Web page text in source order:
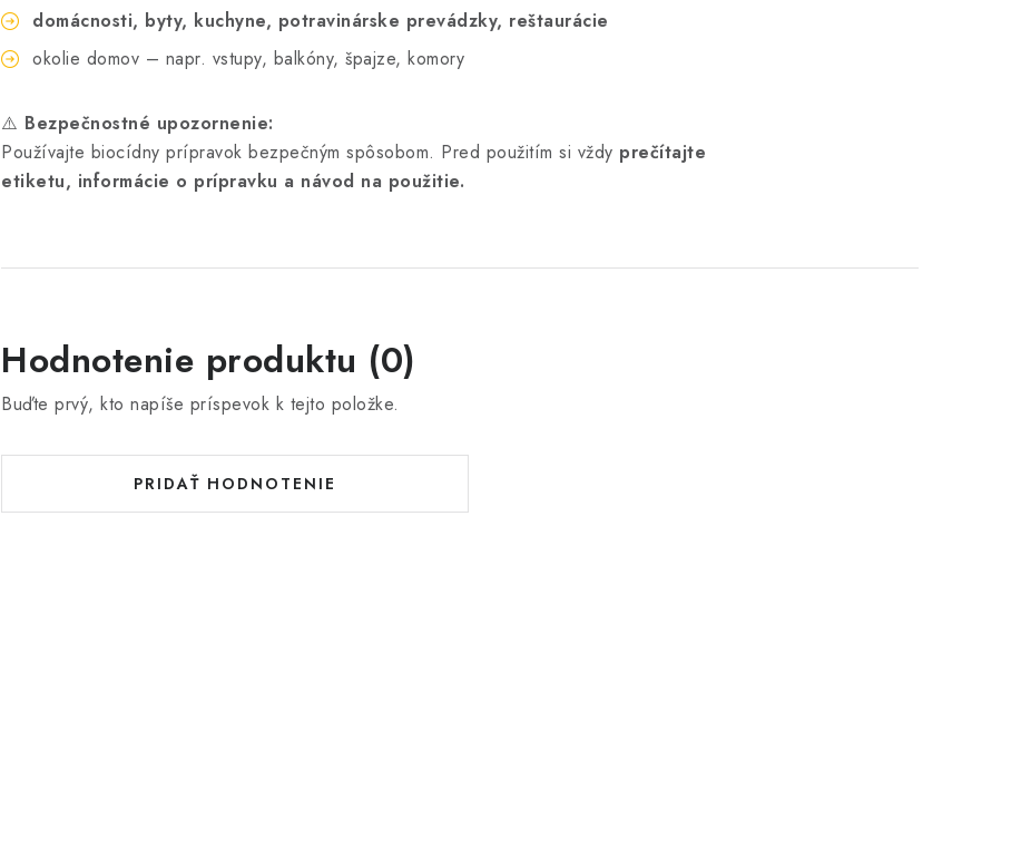
domácnosti, byty, kuchyne, potravinárske prevádzky, reštaurácie
okolie domov – napr. vstupy, balkóny, špajze, komory
⚠️ Bezpečnostné upozornenie:
Používajte biocídny prípravok bezpečným spôsobom. Pred použitím si vždy prečítajte
etiketu, informácie o prípravku a návod na použitie.
Hodnotenie produktu (0)
Buďte prvý, kto napíše príspevok k tejto položke.
PRIDAŤ HODNOTENIE